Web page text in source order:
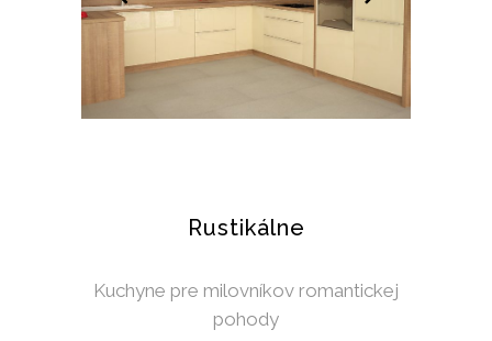
Rustikálne
Kuchyne pre milovníkov romantickej
pohody